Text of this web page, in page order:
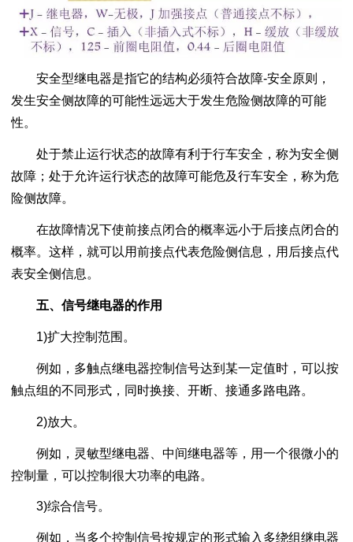
安全型继电器是指它的结构必须符合故障-安全原则，
发生安全侧故障的可能性远远大于发生危险侧故障的可能
性。
处于禁止运行状态的故障有利于行车安全，称为安全侧
故障；处于允许运行状态的故障可能危及行车安全，称为危
险侧故障。
在故障情况下使前接点闭合的概率远小于后接点闭合的
概率。这样，就可以用前接点代表危险侧信息，用后接点代
表安全侧信息。
五、信号继电器的作用
1)扩大控制范围。
例如，多触点继电器控制信号达到某一定值时，可以按
触点组的不同形式，同时换接、开断、接通多路电路。
2)放大。
例如，灵敏型继电器、中间继电器等，用一个很微小的
控制量，可以控制很大功率的电路。
3)综合信号。
例如，当多个控制信号按规定的形式输入多绕组继电器